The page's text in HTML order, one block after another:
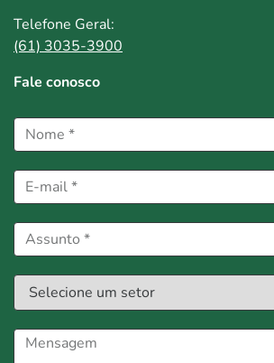
Telefone Geral:
(61) 3035-3900
Fale conosco